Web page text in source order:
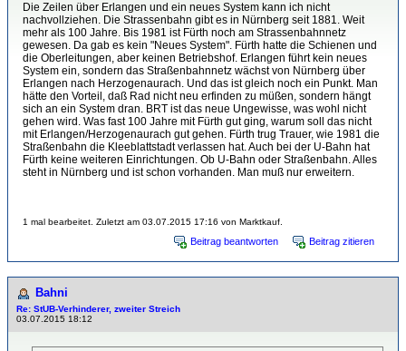
Die Zeilen über Erlangen und ein neues System kann ich nicht
nachvollziehen. Die Strassenbahn gibt es in Nürnberg seit 1881. Weit
mehr als 100 Jahre. Bis 1981 ist Fürth noch am Strassenbahnnetz
gewesen. Da gab es kein "Neues System". Fürth hatte die Schienen und
die Oberleitungen, aber keinen Betriebshof. Erlangen führt kein neues
System ein, sondern das Straßenbahnnetz wächst von Nürnberg über
Erlangen nach Herzogenaurach. Und das ist gleich noch ein Punkt. Man
hätte den Vorteil, daß Rad nicht neu erfinden zu müßen, sondern hängt
sich an ein System dran. BRT ist das neue Ungewisse, was wohl nicht
gehen wird. Was fast 100 Jahre mit Fürth gut ging, warum soll das nicht
mit Erlangen/Herzogenaurach gut gehen. Fürth trug Trauer, wie 1981 die
Straßenbahn die Kleeblattstadt verlassen hat. Auch bei der U-Bahn hat
Fürth keine weiteren Einrichtungen. Ob U-Bahn oder Straßenbahn. Alles
steht in Nürnberg und ist schon vorhanden. Man muß nur erweitern.
1 mal bearbeitet. Zuletzt am 03.07.2015 17:16 von Marktkauf.
Beitrag beantworten Beitrag zitieren
Bahni
Re: StUB-Verhinderer, zweiter Streich
03.07.2015 18:12